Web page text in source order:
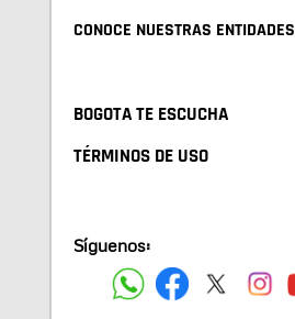
CONOCE NUESTRAS ENTIDADES
BOGOTA TE ESCUCHA
TÉRMINOS DE USO
Síguenos: